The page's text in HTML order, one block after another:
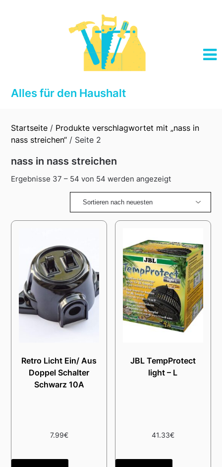
Alles für den Haushalt
Startseite / Produkte verschlagwortet mit „nass in
nass streichen“ / Seite 2
nass in nass streichen
Ergebnisse 37 – 54 von 54 werden angezeigtSorted
Retro Licht Ein/ Aus
Doppel Schalter
Schwarz 10A
7.99€
JBL TempProtect
light – L
41.33€